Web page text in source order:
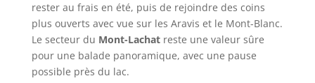
rester au frais en été, puis de rejoindre des coins
plus ouverts avec vue sur les Aravis et le Mont-Blanc.
Le secteur du Mont-Lachatreste une valeur sûre
pour une balade panoramique, avec une pause
possible près du lac.